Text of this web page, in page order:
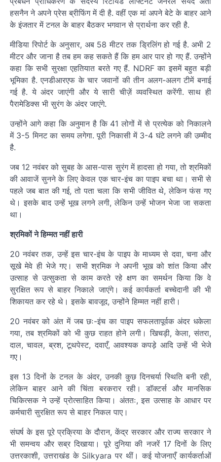
हसनैन ने अपने प्रेस ब्रीफिंग में दी है. वहीं एक मां अपने बेटे के बाहर आने
के इंजतार में टनल के बाहर बैठकर भगवान से प्रार्थना कर रही है.
मीडिया रिपोर्ट के अनुसार, अब 58 मीटर तक ड्रिलिंग हो गई है. अभी 2
मीटर और जाना है तब हम कह सकते हैं कि हम आर पार हो गए हैं. उन्होंने
कहा कि सभी सुरक्षा एहतियात बरते गए हैं. NDRF का इसमें बहुत बड़ी
भूमिका है. एनडीआरएफ के चार जवानों की तीन अलग-अलग टीमें बनाई
गई है. ये अंदर जाएंगी और ये सारी चीज़ें व्यवस्थित करेंगी. साथ ही
पैरामेडिक्स भी सुरंग के अंदर जाएंगे.
उन्होंने आगे कहा कि अनुमान है कि 41 लोगों में से प्रत्येक को निकालने
में 3-5 मिनट का समय लगेगा. पूरी निकासी में 3-4 घंटे लगने की उम्मीद
है.
जब 12 नवंबर को सुबह के आस-पास सुरंग में हादसा हो गया, तो श्रमिकों
की आवाजें सुनने के लिए केवल एक चार-इंच का पाइप बचा था। सभी से
पहले जब बात की गई, तो पता चला कि सभी जीवित थे, लेकिन फंस गए
थे। इसके बाद उन्हें भूख लगने लगी, लेकिन उन्हें भोजन भेजा जा सकता
था।
श्रमिकों ने हिम्मत नहीं हारी
20 नवंबर तक, उन्हें इस चार-इंच के पाइप के माध्यम से दवा, चना और
सूखे मेवे ही भेजे गए। सभी श्रमिक ने अपनी भूख को शांत किया और
उत्साह से उत्सुकता से काम करते रहे क्षण का समर्थन किया कि वे
सुरक्षित रूप से बाहर निकाले जाएंगे। कई कार्यकर्ता बच्चेदानी की भी
शिकायत कर रहे थे। इसके बावजूद, उन्होंने हिम्मत नहीं हारी।
20 नवंबर को अंत में जब छः-इंच का पाइप सफलतापूर्वक अंदर धकेला
गया, तब श्रमिकों को भी कुछ राहत होने लगी। खिचड़ी, केला, संतरा,
दाल, चावल, ब्रश, टूथपेस्ट, दवाएँ, आवश्यक कपड़े आदि उन्हें भी भेजे
गए।
इस 13 दिनों के टनल के अंदर, उनकी कुछ दिनचर्या स्थिति बनी रही,
लेकिन बाहर आने की चिंता बरकरार रही। डॉक्टर्स और मानसिक
चिकित्सक ने उन्हें प्रोत्साहित किया। अंततः, इस उत्साह के आधार पर
कर्मचारी सुरक्षित रूप से बाहर निकल पाए।
संघर्ष के इस पूरे प्रक्रिया के दौरान, केंद्र सरकार और राज्य सरकार ने
भी समन्वय और सब्र दिखाया। पूरे दुनिया की नजरें 17 दिनों के लिए
उत्तरकाशी, उत्तराखंड के Silkyara पर थीं। कई योजनाएँ कार्यकर्ताओं